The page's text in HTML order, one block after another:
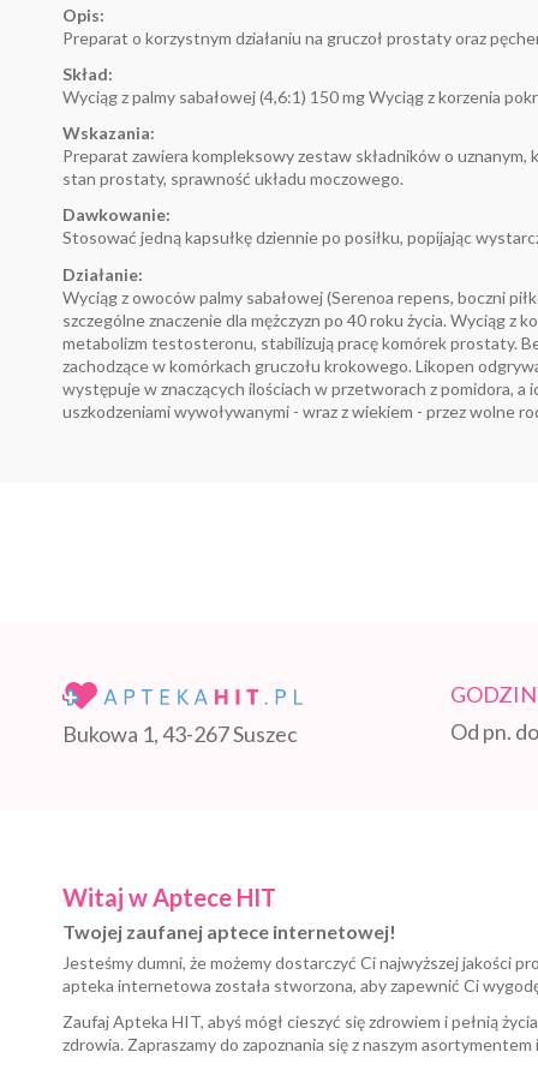
Opis:
Preparat o korzystnym działaniu na gruczoł prostaty oraz
Skład:
Wyciąg z palmy sabałowej (4,6:1) 150 mg Wyciąg z korzenia
Wskazania:
Preparat zawiera kompleksowy zestaw składników o uznanym,
stan prostaty, sprawność układu moczowego.
Dawkowanie:
Stosować jedną kapsułkę dziennie po posiłku, popijając
Działanie:
Wyciąg z owoców palmy sabałowej (Serenoa repens, boczni
szczególne znaczenie dla mężczyzn po 40 roku życia. Wyciąg
metabolizm testosteronu, stabilizują pracę komórek prostaty.
zachodzące w komórkach gruczołu krokowego. Likopen
występuje w znaczących ilościach w przetworach z pomidora,
uszkodzeniami wywoływanymi - wraz z wiekiem - przez wolne
Bukowa 1, 43-267 Suszec
Od pn.
Witaj w Aptece HIT
Twojej zaufanej aptece internetowej!
Jesteśmy dumni, że możemy dostarczyć Ci najwyższej jakości
apteka internetowa została stworzona, aby zapewnić Ci
Zaufaj Apteka HIT, abyś mógł cieszyć się zdrowiem i pełnią
zdrowia. Zapraszamy do zapoznania się z naszym